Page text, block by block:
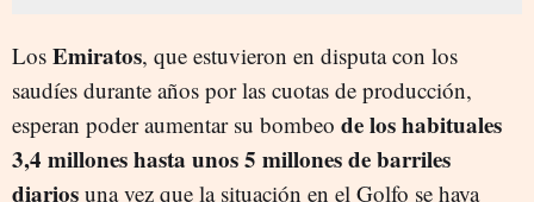
Los Emiratos, que estuvieron en disputa con los
saudíes durante años por las cuotas de producción,
esperan poder aumentar su bombeo de los habituales
3,4 millones hasta unos 5 millones de barriles
diarios una vez que la situación en el Golfo se haya